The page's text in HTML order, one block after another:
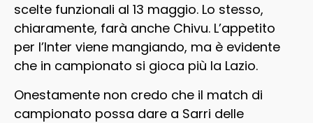
scelte funzionali al 13 maggio. Lo stesso,
chiaramente, farà anche Chivu. L’appetito
per l’Inter viene mangiando, ma è evidente
che in campionato si gioca più la Lazio.
Onestamente non credo che il match di
campionato possa dare a Sarri delle